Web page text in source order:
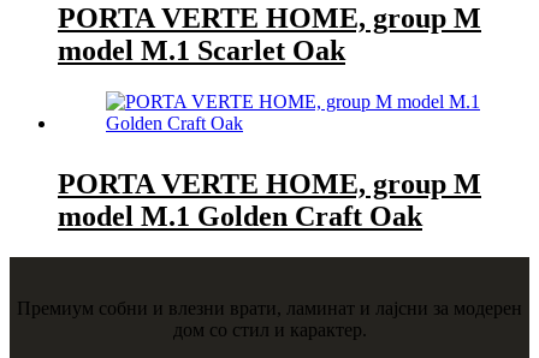
PORTA VERTE HOME, group M
model M.1 Scarlet Oak
PORTA VERTE HOME, group M
model M.1 Golden Craft Oak
Премиум собни и влезни врати, ламинат и лајсни за модерен
дом со стил и карактер.